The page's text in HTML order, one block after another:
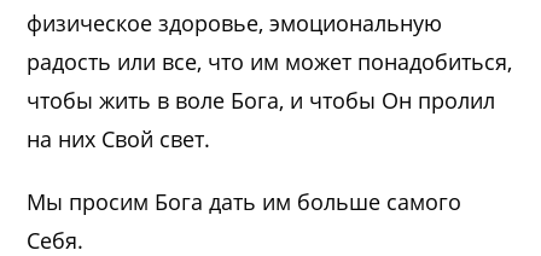
физическое здоровье, эмоциональную
радость или все, что им может понадобиться,
чтобы жить в воле Бога, и чтобы Он пролил
на них Свой свет.
Мы просим Бога дать им больше самого
Себя.